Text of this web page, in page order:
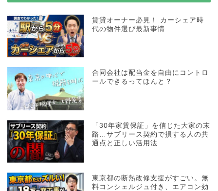
賃貸オーナー必見！ カーシェア時
代の物件選び最新事情
合同会社は配当金を自由にコントロ
ールできるってほんと？
「30年家賃保証」を信じた大家の末
路…サブリース契約で損する人の共
通点と正しい活用法
東京都の断熱改修支援がすごい。無
料コンシェルジュ付き、エアコン効